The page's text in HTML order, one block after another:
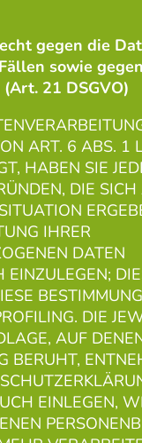
gegen die
sowie gegen
21 DSGVO)
ART. 6 ABS. 1
HABEN SIE
DIE
IHRER
DATEN
EINZULEGEN;
DIE
AUF
BERUHT,
EINLEGEN,